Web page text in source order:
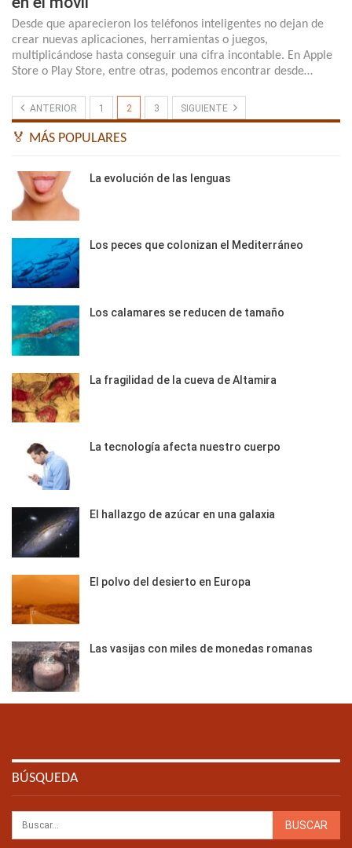
Desde que aparecieron los teléfonos inteligentes no dejan de
crear nuevas aplicaciones, herramientas o juegos,
multiplicándose hasta conseguir una cifra incontable. En Apple
Store o Play Store, entre otras, podemos encontrar desde…
ANTERIOR 1 2 3 SIGUIENTE
🏅 MÁS POPULARES
La evolución de las lenguas
Los peces que colonizan el Mediterráneo
Los calamares se reducen de tamaño
La fragilidad de la cueva de Altamira
La tecnología afecta nuestro cuerpo
El hallazgo de azúcar en una galaxia
El polvo del desierto en Europa
Las vasijas con miles de monedas romanas
BÚSQUEDA